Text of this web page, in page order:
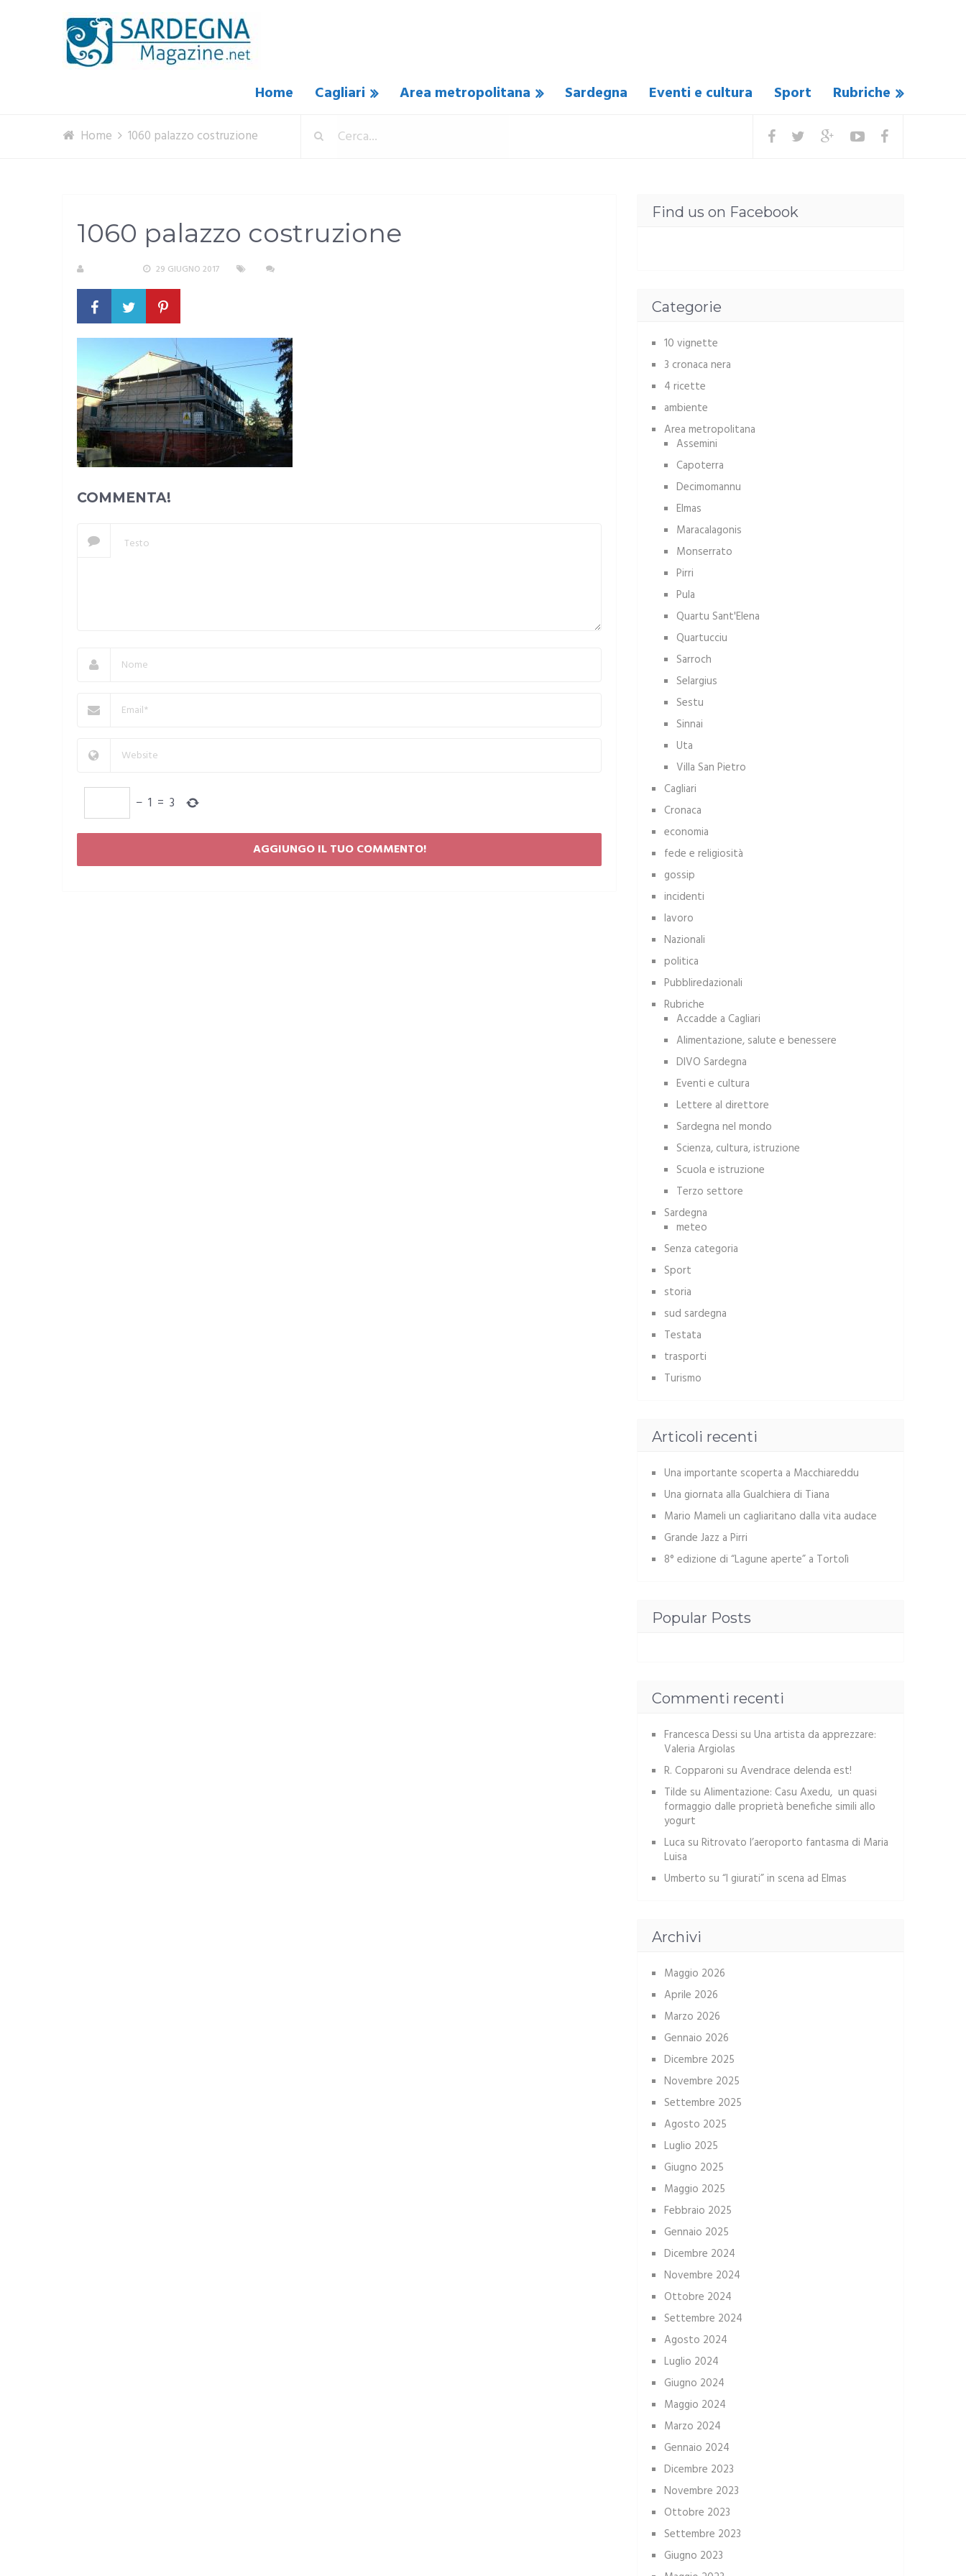
Home Cagliari Area metropolitana Sardegna Eventi e cultura Sport Rubriche
Home 1060 palazzo costruzione
1060 palazzo costruzione
29 GIUGNO 2017
COMMENTA!
− 1 = 3
Find us on Facebook
Categorie
10 vignette
3 cronaca nera
4 ricette
ambiente
Area metropolitana
Assemini
Capoterra
Decimomannu
Elmas
Maracalagonis
Monserrato
Pirri
Pula
Quartu Sant'Elena
Quartucciu
Sarroch
Selargius
Sestu
Sinnai
Uta
Villa San Pietro
Cagliari
Cronaca
economia
fede e religiosità
gossip
incidenti
lavoro
Nazionali
politica
Pubbliredazionali
Rubriche
Accadde a Cagliari
Alimentazione, salute e benessere
DIVO Sardegna
Eventi e cultura
Lettere al direttore
Sardegna nel mondo
Scienza, cultura, istruzione
Scuola e istruzione
Terzo settore
Sardegna
meteo
Senza categoria
Sport
storia
sud sardegna
Testata
trasporti
Turismo
Articoli recenti
Una importante scoperta a Macchiareddu
Una giornata alla Gualchiera di Tiana
Mario Mameli un cagliaritano dalla vita audace
Grande Jazz a Pirri
8° edizione di “Lagune aperte” a Tortolì
Popular Posts
Commenti recenti
Francesca Dessi su Una artista da apprezzare:
Valeria Argiolas
R. Copparoni su Avendrace delenda est!
Tilde su Alimentazione: Casu Axedu, un quasi
formaggio dalle proprietà benefiche simili allo
yogurt
Luca su Ritrovato l’aeroporto fantasma di Maria
Luisa
Umberto su “I giurati” in scena ad Elmas
Archivi
Maggio 2026
Aprile 2026
Marzo 2026
Gennaio 2026
Dicembre 2025
Novembre 2025
Settembre 2025
Agosto 2025
Luglio 2025
Giugno 2025
Maggio 2025
Febbraio 2025
Gennaio 2025
Dicembre 2024
Novembre 2024
Ottobre 2024
Settembre 2024
Agosto 2024
Luglio 2024
Giugno 2024
Maggio 2024
Marzo 2024
Gennaio 2024
Dicembre 2023
Novembre 2023
Ottobre 2023
Settembre 2023
Giugno 2023